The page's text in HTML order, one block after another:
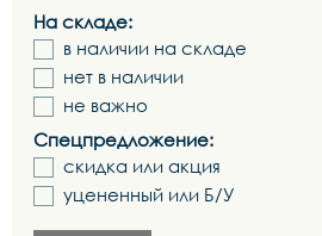
На складе:
в наличии на складе
нет в наличии
не важно
Спецпредложение:
скидка или акция
уцененный или Б/У